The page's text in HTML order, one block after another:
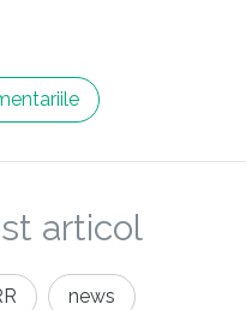
articol
news